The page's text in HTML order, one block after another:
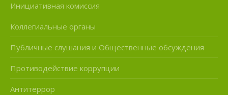
Инициативная комиссия
Коллегиальные органы
Публичные слушания и Общественные обсуждения
Противодействие коррупции
Антитеррор